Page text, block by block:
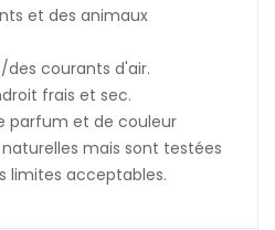
et des animaux
des courants d'air.
frais et sec.
parfum et de couleur
mais sont testées
limites acceptables.